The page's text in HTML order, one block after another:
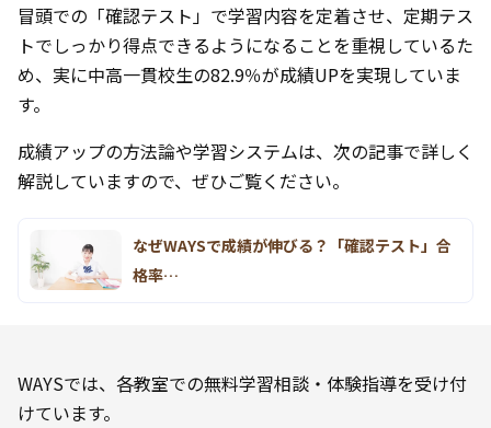
冒頭での「確認テスト」で学習内容を定着させ、定期テス
トでしっかり得点できるようになることを重視しているた
め、実に中高一貫校生の82.9％が成績UPを実現していま
す。
成績アップの方法論や学習システムは、次の記事で詳しく
解説していますので、ぜひご覧ください。
なぜWAYSで成績が伸びる？「確認テスト」合
格率…
WAYSでは、各教室での無料学習相談・体験指導を受け付
けています。